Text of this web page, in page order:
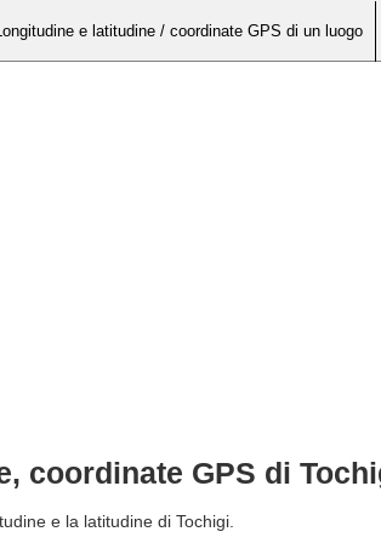
e latitudine / coordinate GPS di un luogo
coordinate GPS di
e la latitudine di Tochigi.